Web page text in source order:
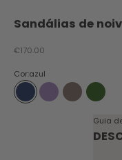
Sandálias de
Preço promocional
€170.00
Cor:azul
azul lilás toupeiraverde
Guia